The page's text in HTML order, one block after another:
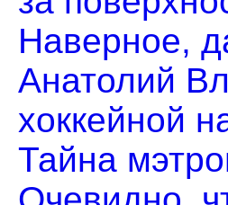
Наверное,
Анатолий
хоккейной
Тайна